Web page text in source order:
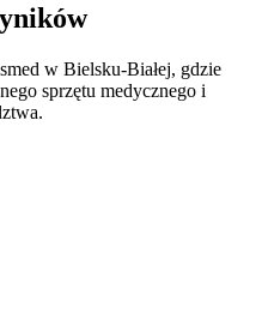
w Bielsku-Białej, gdzie
sprzętu medycznego i